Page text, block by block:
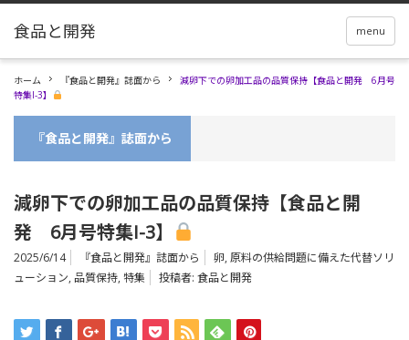
menu
ホーム 『食品と開発』誌面から
減卵下での卵加工品の品質保持【食品と開発 6月号
特集I-3】
『食品と開発』誌面から
減卵下での卵加工品の品質保持【食品と開
発 6月号特集I-3】
2025/6/14 『食品と開発』誌面から 卵, 原料の供給問題に備えた代替ソリ
ューション, 品質保持, 特集 投稿者: 食品と開発